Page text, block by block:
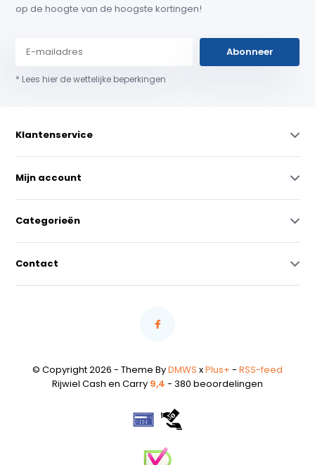
op de hoogte van de hoogste kortingen!
Abonneer
* Lees hier de wettelijke beperkingen
Klantenservice
Mijn account
Categorieën
Contact
© Copyright 2026 - Theme ByDMWS xPlus+ - RSS-feed
Rijwiel Cash en Carry 9,4 - 380 beoordelingen